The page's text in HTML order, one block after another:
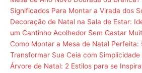
Significados Para Montar a Virada dos
Decoração de Natal na Sala de Estar:
um Cantinho Acolhedor Sem Gastar
Como Montar a Mesa de Natal Perfeita:
Transformar Sua Ceia com
Árvore de Natal: 2 Estilos para se